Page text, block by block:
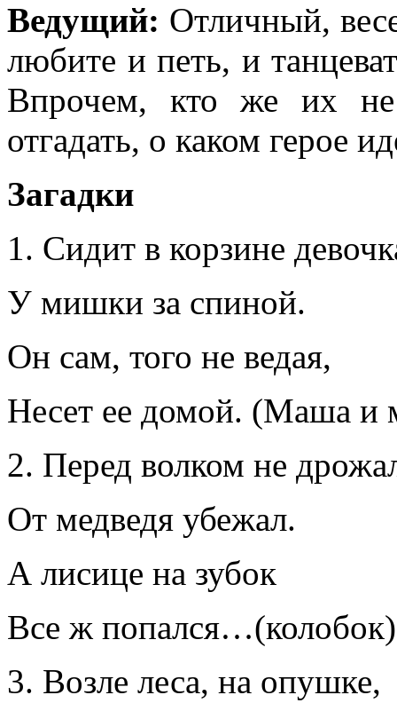
Ведущий: Отличный,
любите и петь, и
Впрочем, кто же их не
отгадать, о каком герое
Загадки
Сидит в корзине
У мишки за спиной.
Он сам, того не ведая,
Несет ее домой. (Маша и
Перед волком не
От медведя убежал.
А лисице на зубок
Все ж попался…(колобок)
Возле леса, на опушке,